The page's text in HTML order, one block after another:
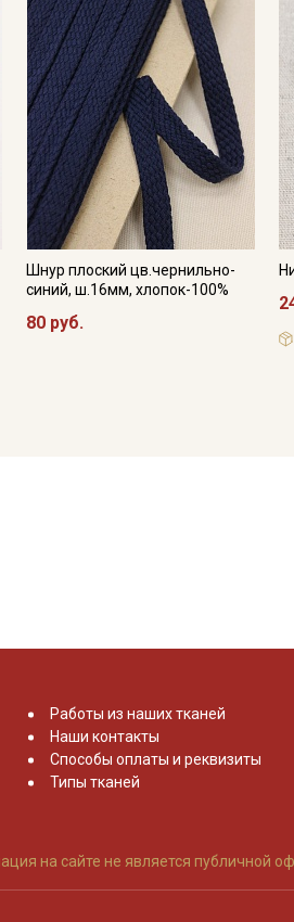
Шнур плоский цв.чернильно-
синий, ш.16мм, хлопок-100%
80 руб.
Работы из наших тканей
Наши контакты
Способы оплаты и реквизиты
Типы тканей
на сайте не является публичной